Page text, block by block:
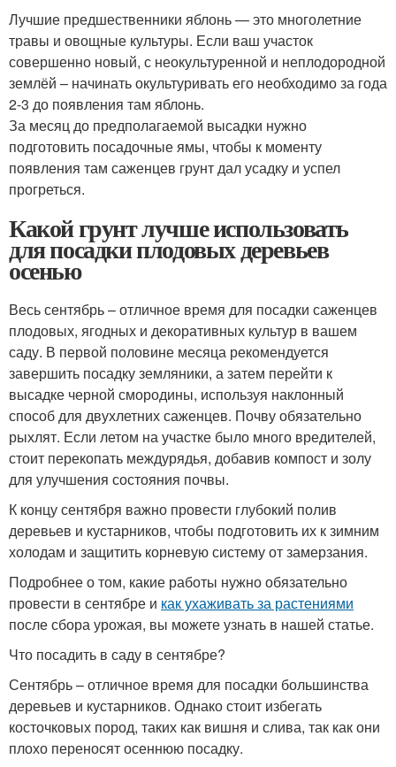
Лучшие предшественники яблонь — это многолетние
травы и овощные культуры. Если ваш участок
совершенно новый, с неокультуренной и неплодородной
землёй – начинать окультуривать его необходимо за года
2-3 до появления там яблонь.
За месяц до предполагаемой высадки нужно
подготовить посадочные ямы, чтобы к моменту
появления там саженцев грунт дал усадку и успел
прогреться.
Какой грунт лучше использовать
для посадки плодовых деревьев
осенью
Весь сентябрь – отличное время для посадки саженцев
плодовых, ягодных и декоративных культур в вашем
саду. В первой половине месяца рекомендуется
завершить посадку земляники, а затем перейти к
высадке черной смородины, используя наклонный
способ для двухлетних саженцев. Почву обязательно
рыхлят. Если летом на участке было много вредителей,
стоит перекопать междурядья, добавив компост и золу
для улучшения состояния почвы.
К концу сентября важно провести глубокий полив
деревьев и кустарников, чтобы подготовить их к зимним
холодам и защитить корневую систему от замерзания.
Подробнее о том, какие работы нужно обязательно
провести в сентябре и как ухаживать за растениями
после сбора урожая, вы можете узнать в нашей статье.
Что посадить в саду в сентябре?
Сентябрь – отличное время для посадки большинства
деревьев и кустарников. Однако стоит избегать
косточковых пород, таких как вишня и слива, так как они
плохо переносят осеннюю посадку.